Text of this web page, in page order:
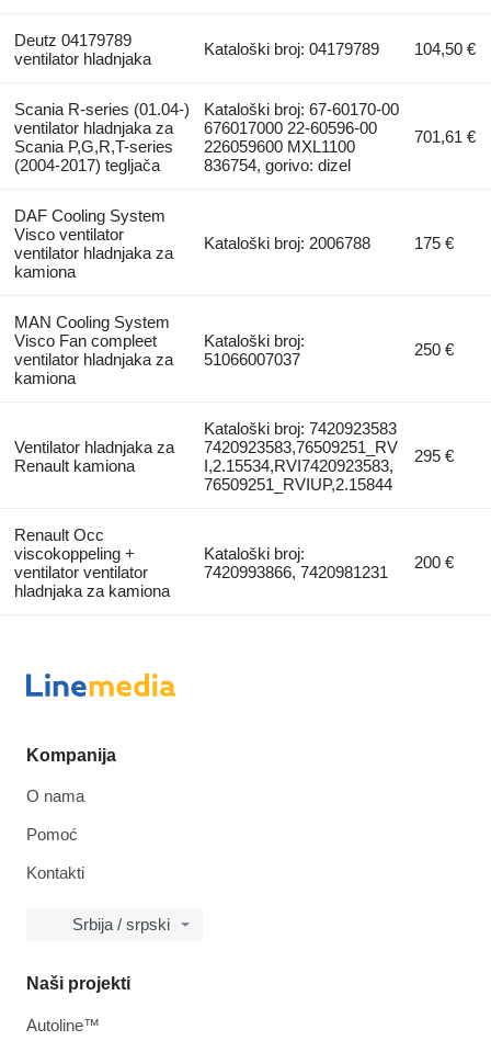
Deutz 04179789
ventilator hladnjaka
Kataloški broj: 04179789 104,50 €
Scania R-series (01.04-)
ventilator hladnjaka za
Scania P,G,R,T-series
(2004-2017) tegljača
Kataloški broj: 67-60170-00
676017000 22-60596-00
226059600 MXL1100
836754, gorivo: dizel
701,61 €
DAF Cooling System
Visco ventilator
ventilator hladnjaka za
kamiona
Kataloški broj: 2006788 175 €
MAN Cooling System
Visco Fan compleet
ventilator hladnjaka za
kamiona
Kataloški broj:
51066007037
250 €
Ventilator hladnjaka za
Renault kamiona
Kataloški broj: 7420923583
7420923583,76509251_RV
I,2.15534,RVI7420923583,
76509251_RVIUP,2.15844
295 €
Renault Occ
viscokoppeling +
ventilator ventilator
hladnjaka za kamiona
Kataloški broj:
7420993866, 7420981231
200 €
Kompanija
O nama
Pomoć
Kontakti
Srbija / srpski
Naši projekti
Autoline™